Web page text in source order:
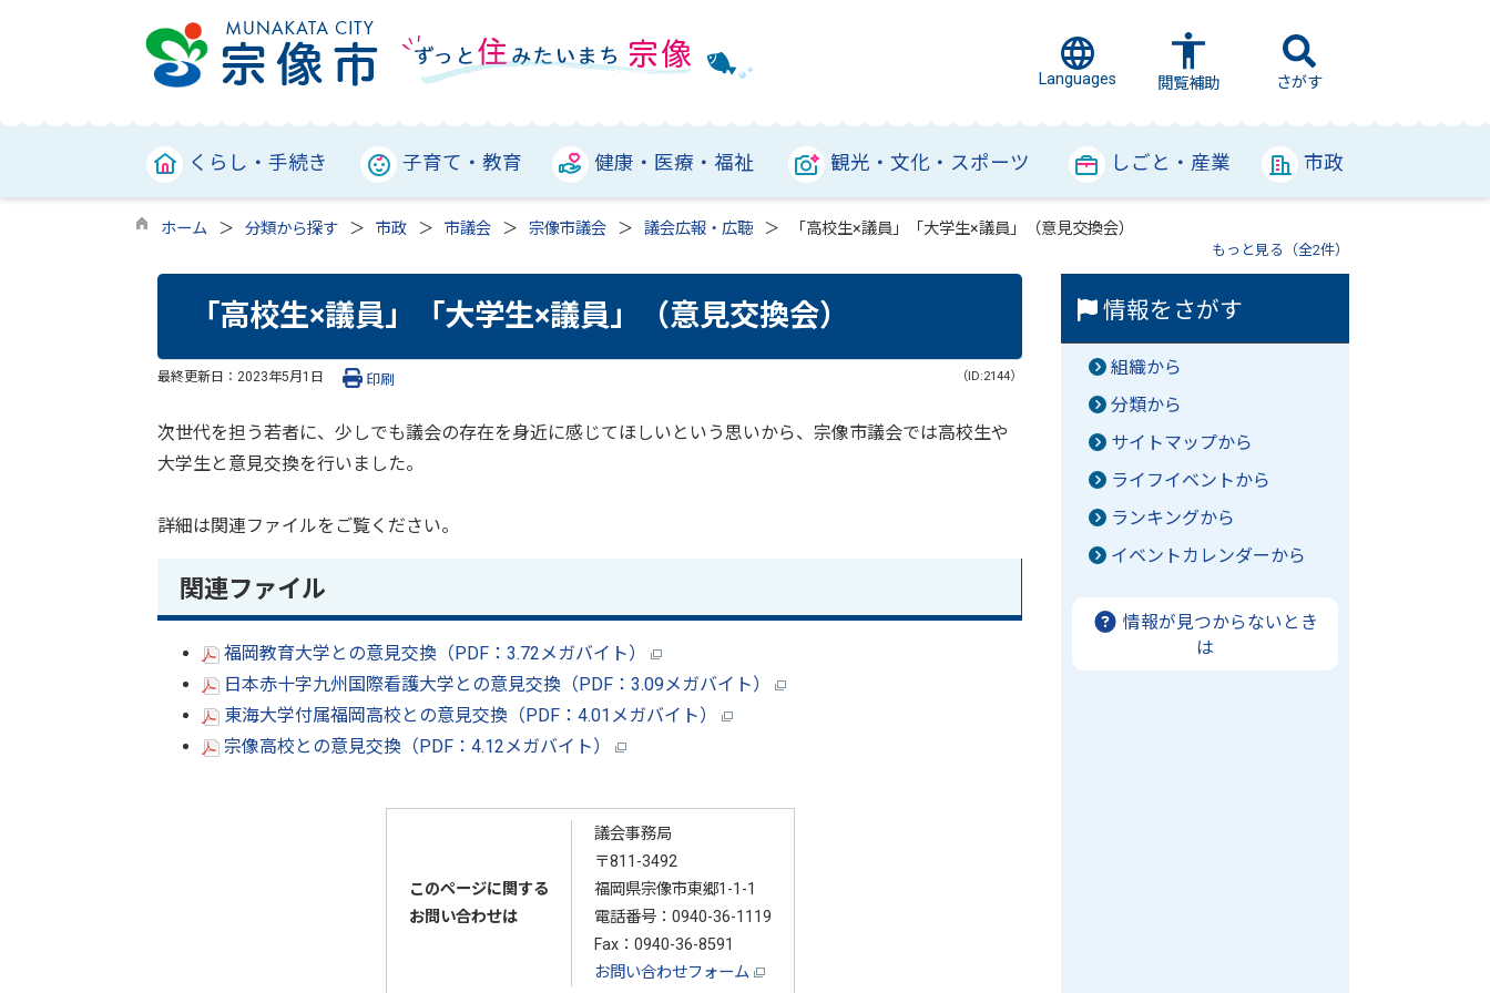
Languages 閲覧補助 さがす
くらし・手続き 子育て・教育 健康・医療・福祉 観光・文化・スポーツ しごと・産業 市政
ホーム 分類から探す 市政 市議会 宗像市議会 議会広報・広聴 「高校生×議員」「大学生×議員」（意見交換会）
もっと見る（全2件）
「高校生×議員」「大学生×議員」（意見交換会）
最終更新日： 2023年5月1日 （ID:2144）
印刷
次世代を担う若者に、少しでも議会の存在を身近に感じてほしいという思いから、宗像市議会では高校生や
大学生と意見交換を行いました。
詳細は関連ファイルをご覧ください。
関連ファイル
福岡教育大学との意見交換（PDF：3.72メガバイト）
日本赤十字九州国際看護大学との意見交換（PDF：3.09メガバイト）
東海大学付属福岡高校との意見交換（PDF：4.01メガバイト）
宗像高校との意見交換（PDF：4.12メガバイト）
このページに関する
お問い合わせは
議会事務局
〒811-3492
福岡県宗像市東郷1-1-1
電話番号： 0940-36-1119
Fax：0940-36-8591
お問い合わせフォーム
情報をさがす
組織から
分類から
サイトマップから
ライフイベントから
ランキングから
イベントカレンダーから
情報が見つからないとき
は